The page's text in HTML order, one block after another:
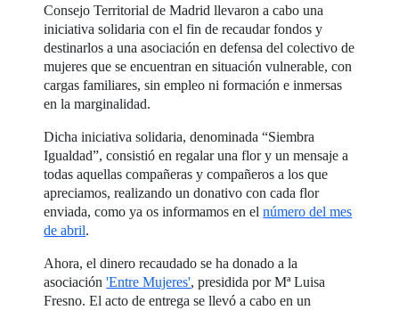
Consejo Territorial de Madrid llevaron a cabo una
iniciativa solidaria con el fin de recaudar fondos y
destinarlos a una asociación en defensa del colectivo de
mujeres que se encuentran en situación vulnerable, con
cargas familiares, sin empleo ni formación e inmersas
en la marginalidad.
Dicha iniciativa solidaria, denominada “Siembra
Igualdad”, consistió en regalar una flor y un mensaje a
todas aquellas compañeras y compañeros a los que
apreciamos, realizando un donativo con cada flor
enviada, como ya os informamos en elnúmero del mes
de abril.
Ahora, el dinero recaudado se ha donado a la
asociación'Entre Mujeres', presidida por Mª Luisa
Fresno. El acto de entrega se llevó a cabo en un